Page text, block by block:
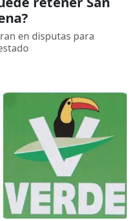
en disputas para